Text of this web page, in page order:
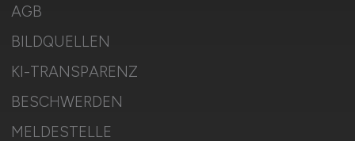
AGB
BILDQUELLEN
KI-TRANSPARENZ
BESCHWERDEN
MELDESTELLE